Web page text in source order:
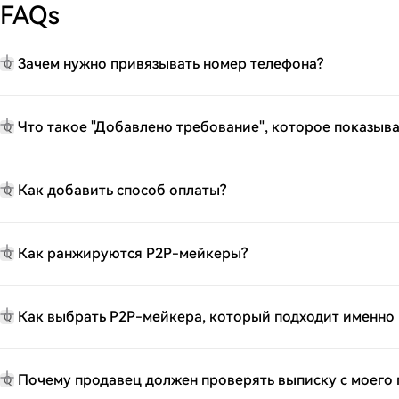
FAQs
Q Зачем нужно привязывать номер телефона?
Q Что такое "Добавлено требование", которое
Q Как добавить способ оплаты?
Q Как ранжируются P2P-мейкеры?
Q Как выбрать P2P-мейкера, который подходит именно
Q Почему продавец должен проверять выписку с моего